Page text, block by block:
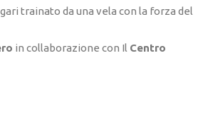
trainato da una vela con la forza del
in collaborazione con Il Centro